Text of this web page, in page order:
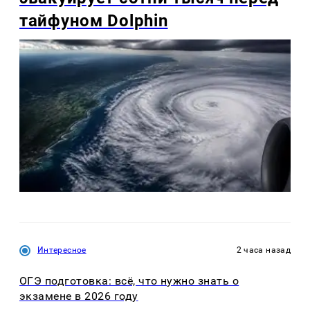
тайфуном Dolphin
Интересное 2 часа назад
ОГЭ подготовка: всё, что нужно знать о
экзамене в 2026 году